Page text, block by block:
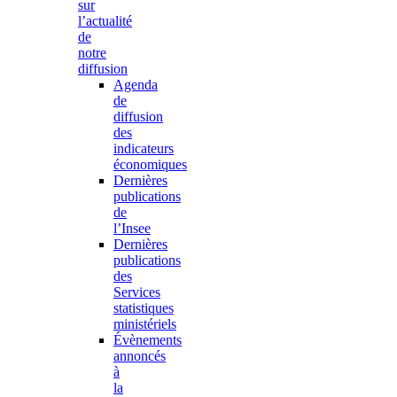
sur
l’actualité
de
notre
diffusion
Agenda
de
diffusion
des
indicateurs
économiques
Dernières
publications
de
l’Insee
Dernières
publications
des
Services
statistiques
ministériels
Évènements
annoncés
à
la